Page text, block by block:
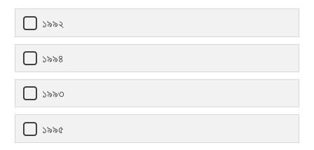
১৯৯২
১৯৯৪
১৯৯৩
১৯৯৫